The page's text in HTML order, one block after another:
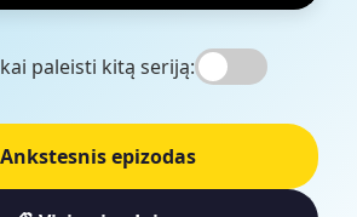
paleisti kitą seriją:
epizodas